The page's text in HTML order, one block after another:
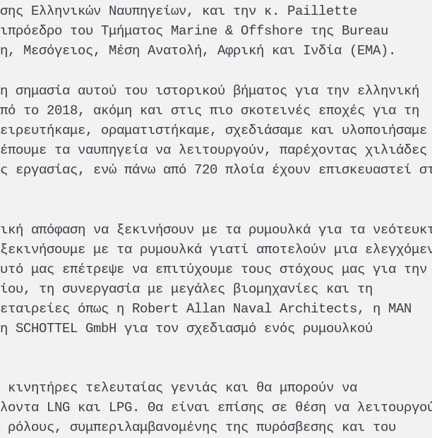
Ελληνικών Ναυπηγείων, και την κ. Paillette
του Τμήματος Marine & Offshore της Bureau
Μεσόγειος, Μέση Ανατολή, Αφρική και Ινδία (EMA).
σημασία αυτού του ιστορικού βήματος για την ελληνική
το 2018, ακόμη και στις πιο σκοτεινές εποχές για τη
οραματιστήκαμε, σχεδιάσαμε και υλοποιήσαμε
τα ναυπηγεία να λειτουργούν, παρέχοντας χιλιάδες
εργασίας, ενώ πάνω από 720 πλοία έχουν επισκευαστεί
απόφαση να ξεκινήσουν με τα ρυμουλκά για τα
με τα ρυμουλκά γιατί αποτελούν μια
μας επέτρεψε να επιτύχουμε τους στόχους μας για την
τη συνεργασία με μεγάλες βιομηχανίες και τη
εταιρείες όπως η Robert Allan Naval Architects, η MAN
GmbH για τον σχεδιασμό ενός ρυμουλκού
τελευταίας γενιάς και θα μπορούν να
LNG και LPG. Θα είναι επίσης σε θέση να
συμπεριλαμβανομένης της πυρόσβεσης και του